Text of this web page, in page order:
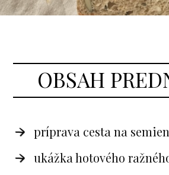
OBSAH
príprava cesta na
ukážka hotového